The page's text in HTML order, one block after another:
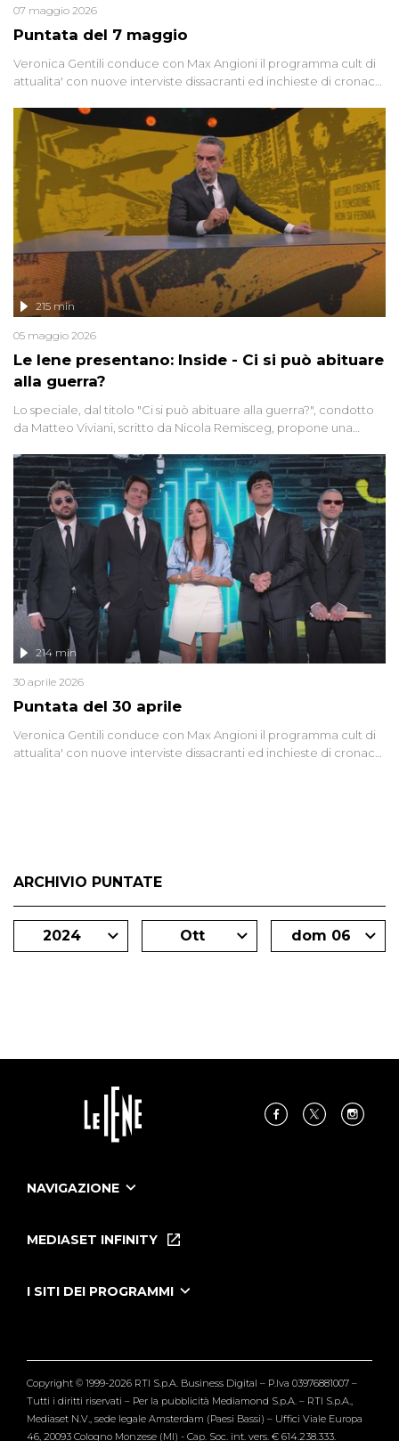
Puntata del 7 maggio
07 maggio 2026
Veronica Gentili conduce con Max Angioni il programma cult di
attualita' con nuove interviste dissacranti ed inchieste di cronaca
Le Iene presentano: Inside - Ci si può abituare
alla guerra?
215 min
05 maggio 2026
Lo speciale, dal titolo "Ci si può abituare alla guerra?", condotto
da Matteo Viviani, scritto da Nicola Remisceg, propone una
di settore - su quanto la guerra sia diventata una realtà pervasiva.
Anche se l'Italia non è direttamente coinvolta in conflitti armati, il
contesto globale rende impossibile considerarla un fenomeno
lontano.
Puntata del 30 aprile
214 min
30 aprile 2026
Veronica Gentili conduce con Max Angioni il programma cult di
attualita' con nuove interviste dissacranti ed inchieste di cronaca
ARCHIVIO PUNTATE
2024 Ott dom 06
NAVIGAZIONE
Le Iene Presentano Inside
Tutti i servizi
MEDIASET INFINITY
I SITI DEI PROGRAMMI
Verissimo
Copyright © 1999-2026 RTI S.p.A. Business Digital – P.Iva 03976881007 –
Tutti i diritti riservati – Per la pubblicità Mediamond S.p.A. – RTI S.p.A.,
Mediaset N.V., sede legale Amsterdam (Paesi Bassi) – Uffici Viale Europa
46, 20093 Cologno Monzese (MI) - Cap. Soc. int. vers. € 614.238.333.